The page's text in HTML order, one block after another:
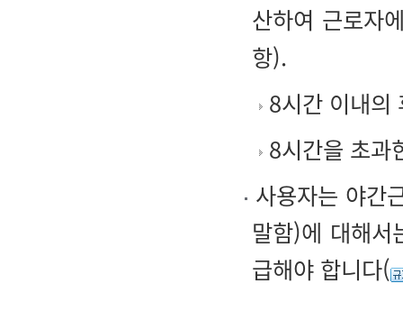
산하여 근로자
항).
8시간 이내의
8시간을 초과
사용자는 야간
말함)에 대해
급해야 합니다(